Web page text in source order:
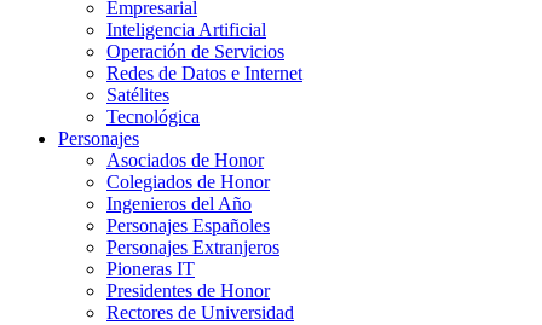
Empresarial
Inteligencia Artificial
Operación de Servicios
Redes de Datos e Internet
Satélites
Tecnológica
Personajes
Asociados de Honor
Colegiados de Honor
Ingenieros del Año
Personajes Españoles
Personajes Extranjeros
Pioneras IT
Presidentes de Honor
Rectores de Universidad